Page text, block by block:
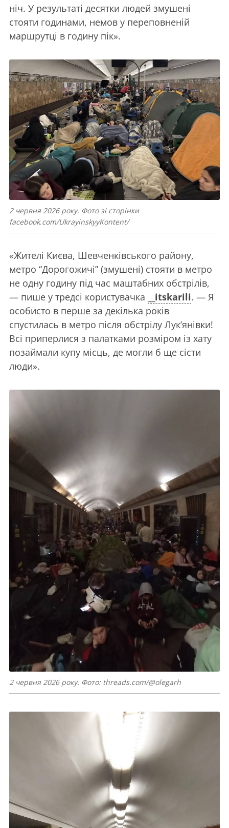
ніч. У результаті десятки людей змушені
стояти годинами, немов у переповненій
маршрутці в годину пік».
2 червня 2026 року. Фото зі сторінки
facebook.com/UkrayinskyyKontent/
«Жителі Києва, Шевченківського району,
метро “Дорогожичі” (змушені) стояти в метро
не одну годину під час маштабних обстрілів,
— пише у тредсі користувачка
__itskarili. — Я
особисто в перше за декілька років
спустилась в метро після обстрілу Лукʼянівки!
Всі приперлися з палатками розміром із хату
позаймали купу місць, де могли б ще сісти
люди».
2 червня 2026 року. Фото: threads.com/@olegarh